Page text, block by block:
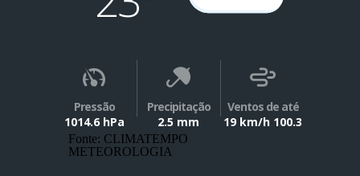
Pressão
1014.6 hPa
Precipitação
2.5 mm
Ventos de até
19 km/h 100.3
Fonte: CLIMATEMPO
METEOROLOGIA